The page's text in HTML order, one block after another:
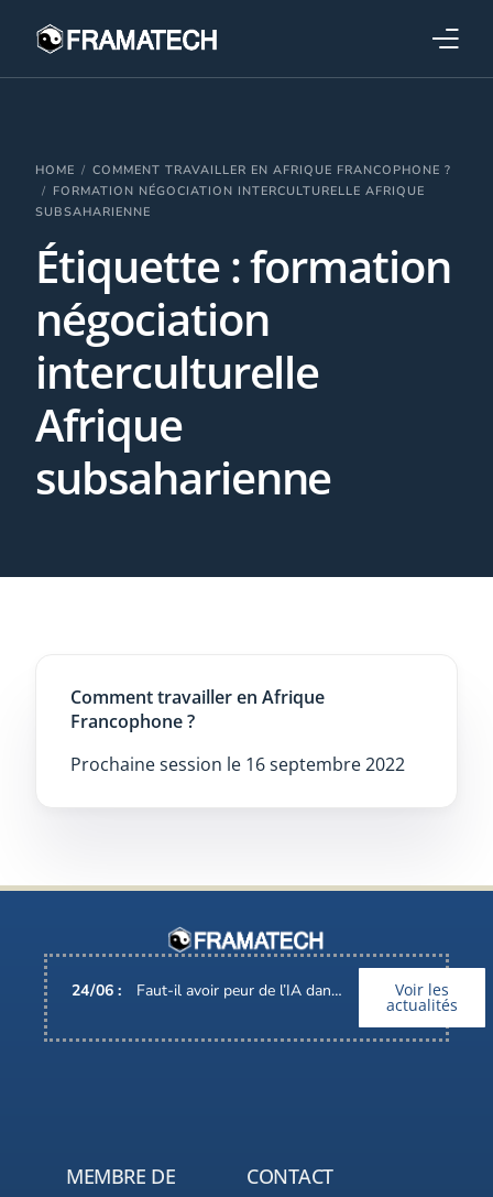
HOME
COMMENT TRAVAILLER EN AFRIQUE FRANCOPHONE ?
FORMATION NÉGOCIATION INTERCULTURELLE AFRIQUE
SUBSAHARIENNE
Étiquette :formation
négociation
interculturelle
Afrique
subsaharienne
Comment travailler en Afrique
Francophone ?
Prochaine session le 16 septembre 2022
24/06 : Faut-il avoir peur de l’IA dans nos métiers ? Voir les
actualités
MEMBRE DE CONTACT
Formations
Stratégies industrielles